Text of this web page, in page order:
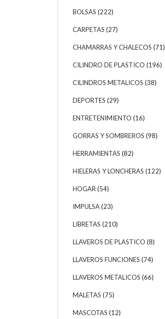
BOLSAS (222)
CARPETAS (27)
CHAMARRAS Y CHALECOS (71)
CILINDRO DE PLASTICO (196)
CILINDROS METALICOS (38)
DEPORTES (29)
ENTRETENIMIENTO (16)
GORRAS Y SOMBREROS (98)
HERRAMIENTAS (82)
HIELERAS Y LONCHERAS (122)
HOGAR (54)
IMPULSA(23)
LIBRETAS (210)
LLAVEROS DE PLASTICO (8)
LLAVEROS FUNCIONES (74)
LLAVEROS METALICOS (66)
MALETAS (75)
MASCOTAS (12)